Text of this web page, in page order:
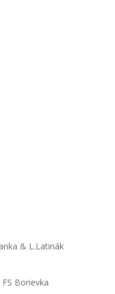
& L.Latinák
Borievka